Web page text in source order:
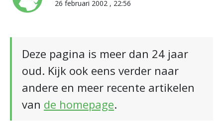
26 februari 2002 , 22:56
Deze pagina is meer dan 24 jaar
oud. Kijk ook eens verder naar
andere en meer recente artikelen
van de homepage.